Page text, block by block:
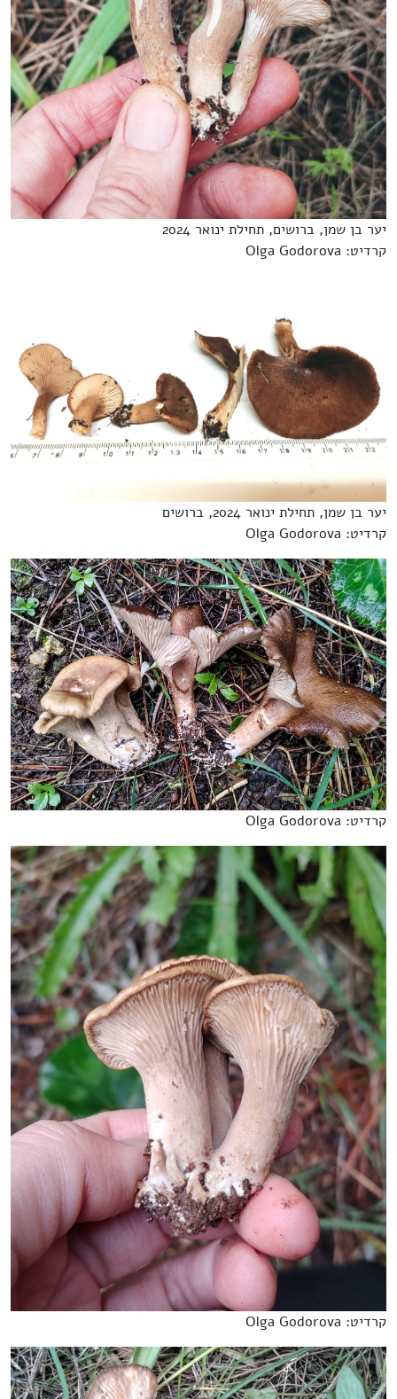
יער בן שמן, ברושים, תחילת ינואר 2024
קרדיט: Olga Godorova
יער בן שמן, תחילת ינואר 2024, ברושים
קרדיט: Olga Godorova
קרדיט: Olga Godorova
קרדיט: Olga Godorova